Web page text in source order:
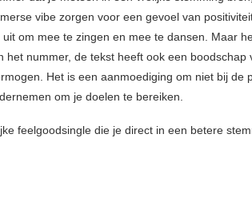
vibe zorgen voor een gevoel van
om mee te zingen en mee te dansen. Maar
het nummer, de tekst heeft ook een boodschap
Het is een aanmoediging om niet bij de
om je doelen te bereiken.
feelgoodsingle die je direct in een betere